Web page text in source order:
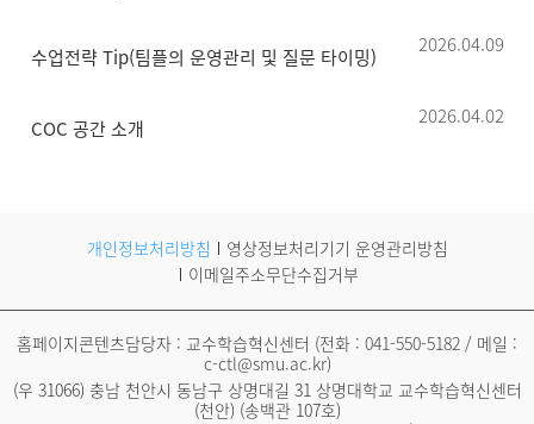
수업전략 Tip(팀플의 운영관리 및 질문 타이밍) 2026.04.09
COC 공간 소개 2026.04.02
개인정보처리방침
영상정보처리기기 운영관리방침
이메일주소무단수집거부
홈페이지콘텐츠담당자 : 교수학습혁신센터 (전화 : 041-550-5182 / 메일 :
c-ctl@smu.ac.kr)
(우 31066) 충남 천안시 동남구 상명대길 31 상명대학교 교수학습혁신센터
(천안) (송백관 107호)